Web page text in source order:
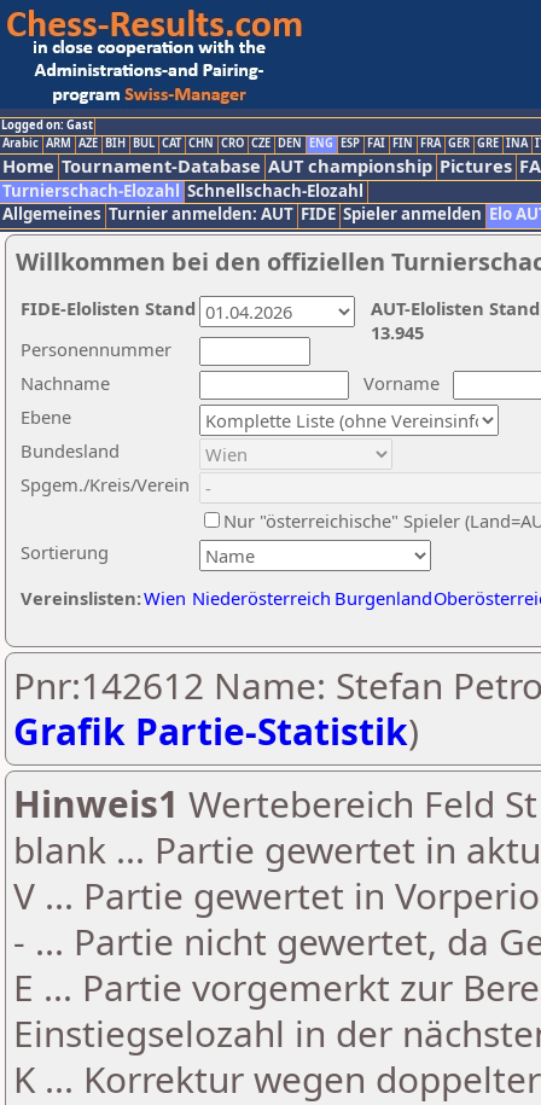
Logged on: Gast
Arabic ARM AZE BIH BUL CAT CHN CRO CZE DEN ENG ESP FAI FIN FRA GER GRE INA
Home Tournament-Database AUT championship Pictures
Turnierschach-Elozahl Schnellschach-Elozahl
Allgemeines Turnier anmelden: AUT FIDE Spieler anmelden Elo
Willkommen bei den offiziellen
Nachname
Vorname
Ebene
Sortierung
Personennummer
Bundesland
Spgem./Kreis/Verein
Nur "österreichische" Spieler
Vereinslisten:Wien Niederösterreich Burgenland
AUT-Elolisten
13.945
FIDE-Elolisten Stand
Pnr:142612 Name: Stefan
Grafik Partie-Statistik)
Hinweis1 Wertebereich Feld
blank ... Partie gewertet in
V ... Partie gewertet in
- ... Partie nicht gewertet, da
E ... Partie vorgemerkt zur
Einstiegselozahl in der
K ... Korrektur wegen